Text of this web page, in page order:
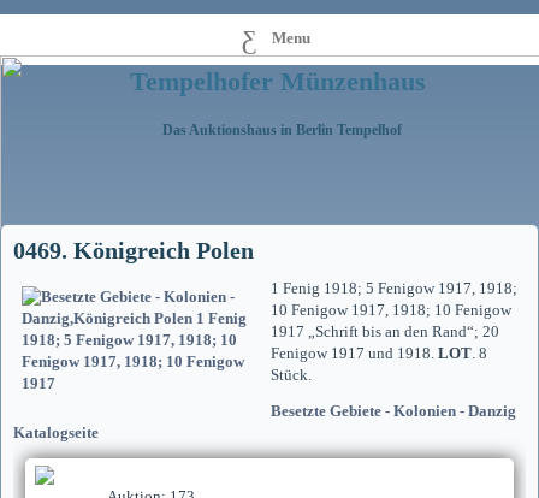
Menu
Tempelhofer Münzenhaus
Das Auktionshaus in Berlin Tempelhof
0469. Königreich Polen
1 Fenig 1918; 5 Fenigow 1917, 1918;
10 Fenigow 1917, 1918; 10 Fenigow
1917 „Schrift bis an den Rand“; 20
Fenigow 1917 und 1918. LOT. 8
Stück.
Besetzte Gebiete - Kolonien - Danzig
Katalogseite